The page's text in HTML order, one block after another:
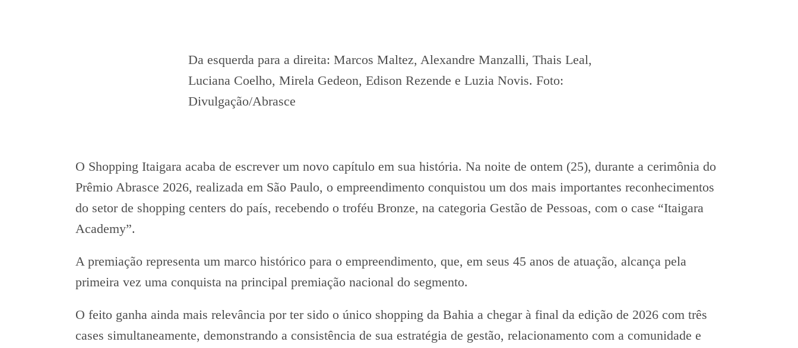
Da esquerda para a direita: Marcos Maltez, Alexandre Manzalli, Thais Leal,
Luciana Coelho, Mirela Gedeon, Edison Rezende e Luzia Novis. Foto:
Divulgação/Abrasce
O Shopping Itaigara acaba de escrever um novo capítulo em sua história. Na noite de ontem (25), durante a cerimônia do
Prêmio Abrasce 2026, realizada em São Paulo, o empreendimento conquistou um dos mais importantes reconhecimentos
do setor de shopping centers do país, recebendo o troféu Bronze, na categoria Gestão de Pessoas, com o case “Itaigara
Academy”.
A premiação representa um marco histórico para o empreendimento, que, em seus 45 anos de atuação, alcança pela
primeira vez uma conquista na principal premiação nacional do segmento.
O feito ganha ainda mais relevância por ter sido o único shopping da Bahia a chegar à final da edição de 2026 com três
cases simultaneamente, demonstrando a consistência de sua estratégia de gestão, relacionamento com a comunidade e